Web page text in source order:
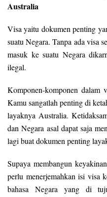
Australia
Visa yaitu dokumen penting
suatu Negara. Tanpa ada visa
masuk ke suatu Negara
ilegal.
Komponen-komponen
Kamu sangatlah penting di
layaknya Australia.
dan Negara asal dapat saja
lagi buat dokumen penting
Supaya membangun
perlu menerjemahkan isi visa
bahasa Negara yang di